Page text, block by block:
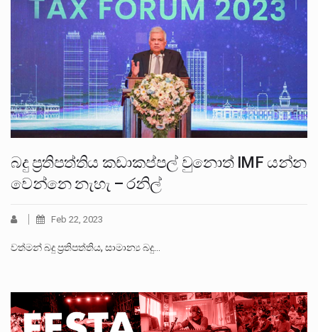
බදු ප්‍රතිපත්තිය කඩාකප්පල් වුනොත් IMF යන්න
වෙන්නෙ නැහැ – රනිල්
Feb 22, 2023
වත්මන් බදු ප්‍රතිපත්තිය, සාමාන්‍ය බදු…